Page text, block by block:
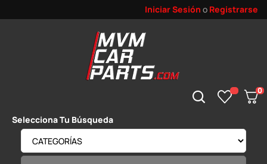
Iniciar Sesión o Registrarse
0
Selecciona Tu Búsqueda